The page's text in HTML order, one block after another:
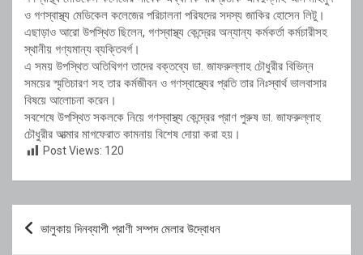
ও গণস্বাস্থ্য মেডিকেল কলেজের পরিচালনা পরিষদের সদস্য জাকির হোসেন লিটু।
এছাড়াও আরো উপস্থিত ছিলেন, গণস্বাস্থ্য কেন্দ্রের অন্যান্য কর্মকর্তা কর্মচারীসহ
স্থানীয় গণ্যমান্য ব্যক্তিবর্গ।
এ সময় উপস্থিত অতিথিগণ তাদের বক্তব্যে ডা. জাফরুল্লাহ চৌধুরীর বিভিন্ন
সময়ের স্মৃতিচারণ সহ তার কর্মজীবন ও গণস্বাস্থ্যের প্রতি তার নিঃস্বার্থ ভালবাসার
বিষয়ে আলোচনা করেন।
সবশেষে উপস্থিত সকলকে নিয়ে গণস্বাস্থ্য কেন্দ্রের প্রাণ পুরুষ ডা. জাফরুল্লাহ
চৌধুরীর আত্মার মাগফেরাত কামনায় বিশেষ দোয়া করা হয়।
Post Views: 120
Post
navigation
ভালুকায় দিনব্যাপী প্রাণী সম্পদ মেলার উদ্বোধন